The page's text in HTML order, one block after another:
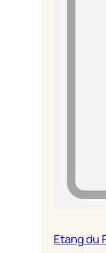
Etang du